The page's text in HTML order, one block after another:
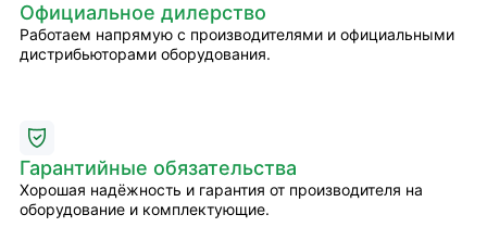
Официальное дилерство
Работаем напрямую с производителями и официальными
дистрибьюторами оборудования.
Гарантийные обязательства
Хорошая надёжность и гарантия от производителя на
оборудование и комплектующие.